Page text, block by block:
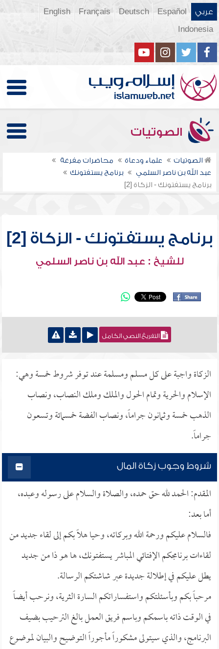
عربي Español
Deutsch
Français
English
Indonesia
الصوتيات
الصوتيات علماء ودعاة
محاضرات مفرغة
عبد الله بن ناصر السلمي
برنامج يستفتونك
برنامج يستفتونك - الزكاة [2]
برنامج يستفتونك - الزكاة [2]
للشيخ : عبد الله بن ناصر السلمي
التفريغ النصي الكامل
الزكاة واجبة على كل مسلم ومسلمة عند توفر شروط خمسة وهي:
الإسلام والحرية وتمام الحول والملك وملك النصاب، ونصاب
الذهب خمسة وثمانون جراماً، ونصاب الفضة خمسمائة وتسعون
جراماً.
شروط وجوب زكاة المال
المقدم: الحمد لله حق حمده، والصلاة والسلام على رسوله وعبده،
أما بعد:
فالسلام عليكم ورحمة الله وبركاته، وحيا هلاً بكم إلى لقاء جديد من
لقاءات برنامجكم الإفتائي المباشر يستفتونك، ها هو ذا من جديد
يطل عليكم في إطلالة جديدة عبر شاشتكم الرسالة.
مرحباً بكم وبأسئلتكم واستفساراتكم السارة الثرية، ونرحب أيضاً
في الوقت ذاته باسمكم وباسم فريق العمل بالغ الترحيب بضيف
البرنامج، والذي سيتولى مشكوراً مأجوراً التوضيح والبيان لموضوع